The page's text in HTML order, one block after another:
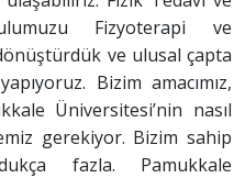
Fizyoterapi ve
ve ulusal çapta
Bizim amacımız,
Üniversitesi’nin nasıl
gerekiyor. Bizim sahip
fazla. Pamukkale